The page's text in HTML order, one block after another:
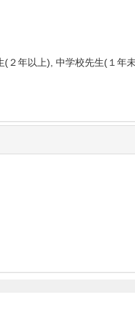
２年以上), 中学校先生(１年